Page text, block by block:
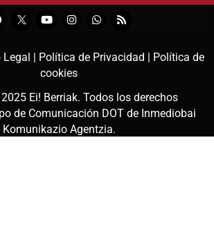
Legal | Política de Privacidad | Política de
cookies
Ei! Berriak. Todos los derechos
de Comunicación DOT de Inmediobai
Komunikazio Agentzia.